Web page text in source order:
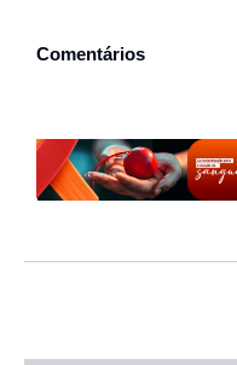
Comentários